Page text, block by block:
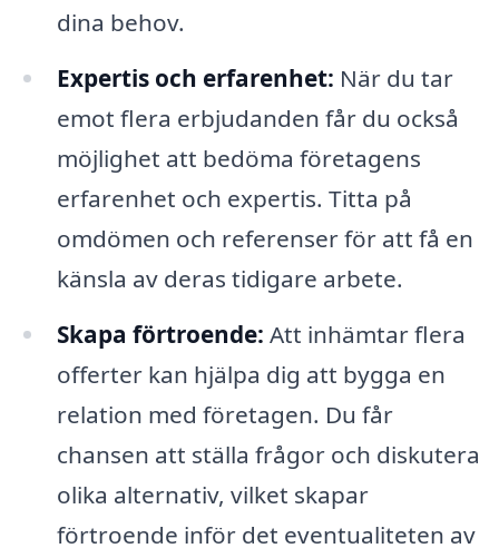
dina behov.
Expertis och erfarenhet: När du tar
emot flera erbjudanden får du också
möjlighet att bedöma företagens
erfarenhet och expertis. Titta på
omdömen och referenser för att få en
känsla av deras tidigare arbete.
Skapa förtroende: Att inhämtar flera
offerter kan hjälpa dig att bygga en
relation med företagen. Du får
chansen att ställa frågor och diskutera
olika alternativ, vilket skapar
förtroende inför det eventualiteten av